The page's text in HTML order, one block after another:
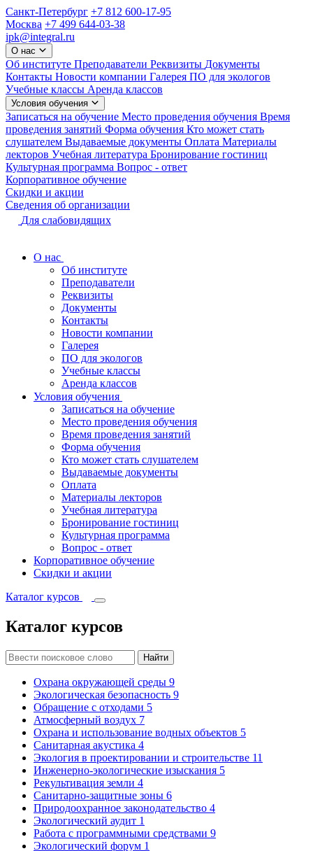
Санкт-Петербург +7 812 600-17-95
Москва +7 499 644-03-38
ipk@integral.ru
О нас
Об институте Преподаватели Реквизиты Документы
Контакты Новости компании Галерея ПО для экологов
Учебные классы Аренда классов
Условия обучения
Записаться на обучение Место проведения обучения Время
проведения занятий Форма обучения Кто может стать
слушателем Выдаваемые документы Оплата Материалы
лекторов Учебная литература Бронирование гостиниц
Культурная программа Вопрос - ответ
Корпоративное обучение
Скидки и акции
Сведения об организации
Для слабовидящих
О нас
Об институте
Преподаватели
Реквизиты
Документы
Контакты
Новости компании
Галерея
ПО для экологов
Учебные классы
Аренда классов
Условия обучения
Записаться на обучение
Место проведения обучения
Время проведения занятий
Форма обучения
Кто может стать слушателем
Выдаваемые документы
Оплата
Материалы лекторов
Учебная литература
Бронирование гостиниц
Культурная программа
Вопрос - ответ
Корпоративное обучение
Скидки и акции
Каталог курсов
Каталог курсов
Найти
Охрана окружающей среды 9
Экологическая безопасность 9
Обращение с отходами 5
Атмосферный воздух 7
Охрана и использование водных объектов 5
Санитарная акустика 4
Экология в проектировании и строительстве 11
Инженерно-экологические изыскания 5
Рекультивация земли 4
Санитарно-защитные зоны 6
Природоохранное законодательство 4
Экологический аудит 1
Работа с программными средствами 9
Экологический форум 1